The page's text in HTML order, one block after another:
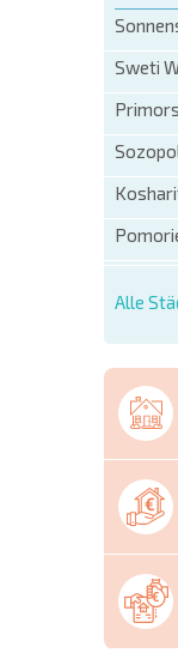
Sweti
Sozopol
Alle